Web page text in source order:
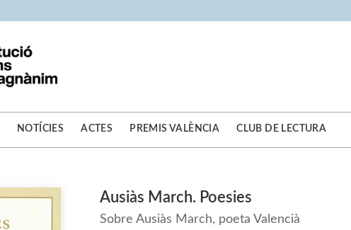
NOTÍCIES ACTES PREMIS VALÈNCIA CLUB DE LECTURA
Ausiàs March. Poesies
Sobre Ausiàs March, poeta Valencià